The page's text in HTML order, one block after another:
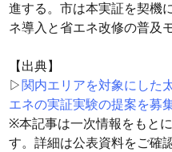
進する。市は本実証を契機
ネ導入と省エネ改修の普及
【出典】
▷ 関内エリアを対象にした
エネの実証実験の提案を募
※本記事は一次情報をもと
す。詳細は公表資料をご確